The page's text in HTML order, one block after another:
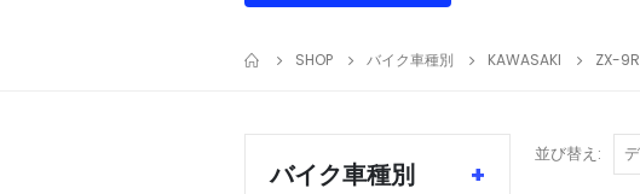
SHOP バイク車種別 KAWASAKI ZX-9R
並び替え:
バイク車種別 +